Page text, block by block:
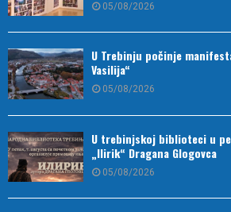
05/08/2026
U Trebinju počinje
Vasilija“
05/08/2026
U trebinjskoj biblioteci u
„Ilirik“ Dragana Glogovca
05/08/2026